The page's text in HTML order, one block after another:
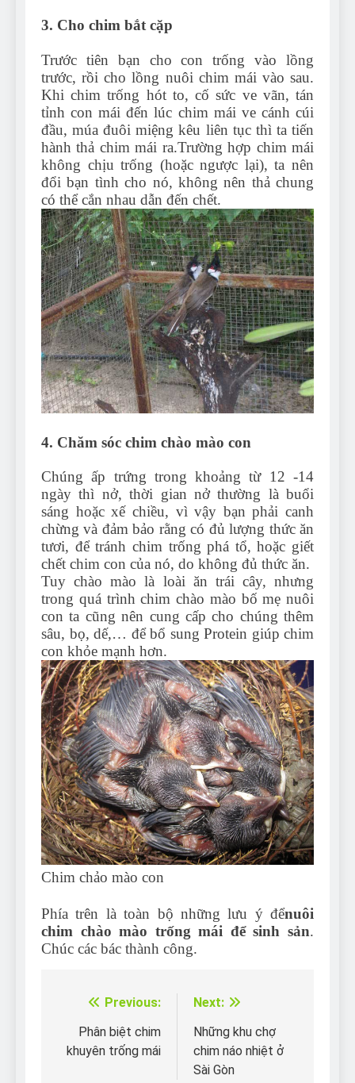
3. Cho chim bắt cặp
Trước tiên bạn cho con trống vào lồng
trước, rồi cho lồng nuôi chim mái vào sau.
Khi chim trống hót to, cố sức ve vãn, tán
tỉnh con mái đến lúc chim mái ve cánh cúi
đầu, múa đuôi miệng kêu liên tục thì ta tiến
hành thả chim mái ra.Trường hợp chim mái
không chịu trống (hoặc ngược lại), ta nên
đổi bạn tình cho nó, không nên thả chung
có thể cắn nhau dẫn đến chết.
4. Chăm sóc chim chào mào con
Chúng ấp trứng trong khoảng từ 12 -14
ngày thì nở, thời gian nở thường là buổi
sáng hoặc xế chiều, vì vậy bạn phải canh
chừng và đảm bảo rằng có đủ lượng thức ăn
tươi, để tránh chim trống phá tổ, hoặc giết
chết chim con của nó, do không đủ thức ăn.
Tuy chào mào là loài ăn trái cây, nhưng
trong quá trình chim chào mào bố mẹ nuôi
con ta cũng nên cung cấp cho chúng thêm
sâu, bọ, dế,… để bổ sung Protein giúp chim
con khỏe mạnh hơn.
Chim chảo mào con
Phía trên là toàn bộ những lưu ý đểnuôi
chim chào mào trống mái để sinh sản.
Chúc các bác thành công.
Điều
hướng
Previous:
Phân biệt chim
khuyên trống mái
Next:
Những khu chợ
chim náo nhiệt ở
Sài Gòn